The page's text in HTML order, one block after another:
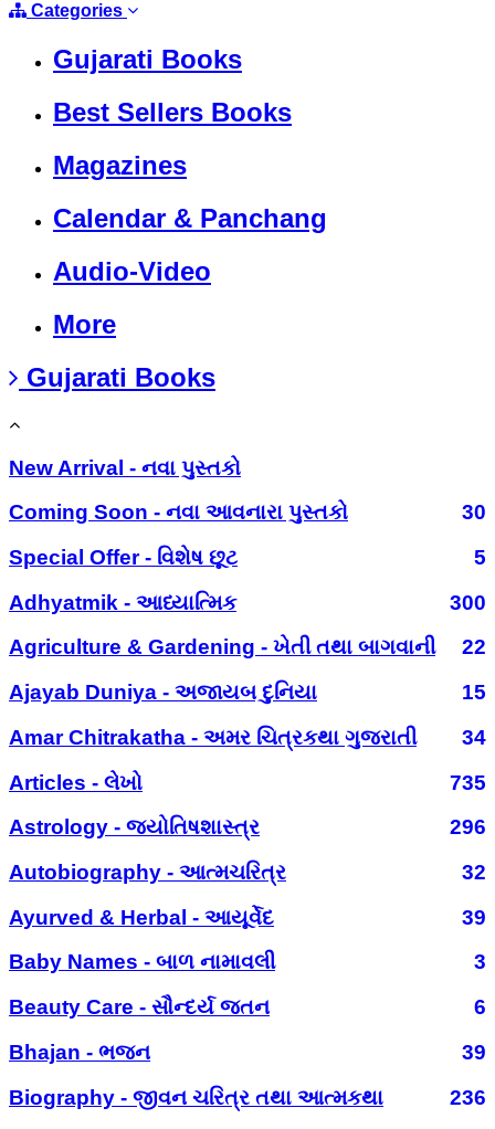
Categories
Gujarati Books
Best Sellers Books
Magazines
Calendar & Panchang
Audio-Video
More
Gujarati Books
New Arrival - નવા પુસ્તકો
Coming Soon - નવા આવનારા પુસ્તકો
30
Special Offer - વિશેષ છૂટ
5
Adhyatmik - આધ્યાત્મિક
300
Agriculture & Gardening - ખેતી તથા બાગવાની
22
Ajayab Duniya - અજાયબ દુનિયા
15
Amar Chitrakatha - અમર ચિત્રકથા ગુજરાતી
34
Articles - લેખો
735
Astrology - જ્યોતિષશાસ્ત્ર
296
Autobiography - આત્મચરિત્ર
32
Ayurved & Herbal - આયૂર્વેદ
39
Baby Names - બાળ નામાવલી
3
Beauty Care - સૌન્દર્ય જતન
6
Bhajan - ભજન
39
Biography - જીવન ચરિત્ર તથા આત્મકથા
236